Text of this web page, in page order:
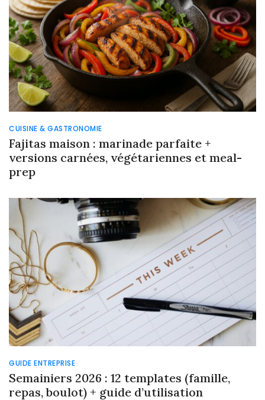
CUISINE & GASTRONOMIE
Fajitas maison : marinade parfaite +
versions carnées, végétariennes et meal-
prep
GUIDE ENTREPRISE
Semainiers 2026 : 12 templates (famille,
repas, boulot) + guide d’utilisation